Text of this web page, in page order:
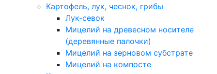
Картофель, лук, чеснок, грибы
Лук-севок
Мицелий на древесном носителе
(деревянные палочки)
Мицелий на зерновом субстрате
Мицелий на компосте